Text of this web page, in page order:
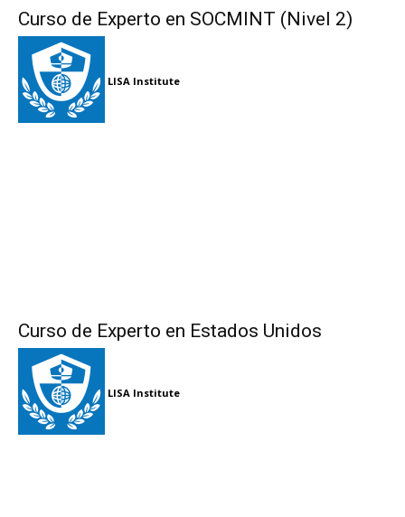
Curso de Experto en SOCMINT (Nivel 2)
LISA Institute
Curso de Experto en Estados Unidos
LISA Institute